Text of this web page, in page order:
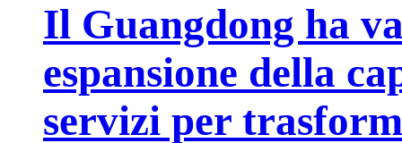
Il Guangdong ha
espansione della
servizi per